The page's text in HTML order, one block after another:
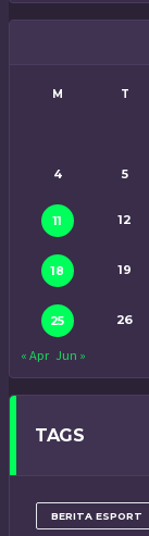
M T
4 5
11 12
18 19
25 26
« Apr Jun »
TAGS
BERITA ESPORT